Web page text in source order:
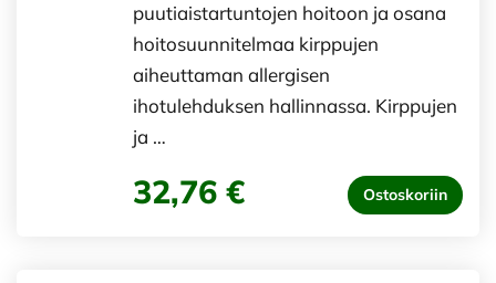
puutiaistartuntojen hoitoon ja osana
hoitosuunnitelmaa kirppujen
aiheuttaman allergisen
ihotulehduksen hallinnassa. Kirppujen
ja …
32,76 € Ostoskoriin